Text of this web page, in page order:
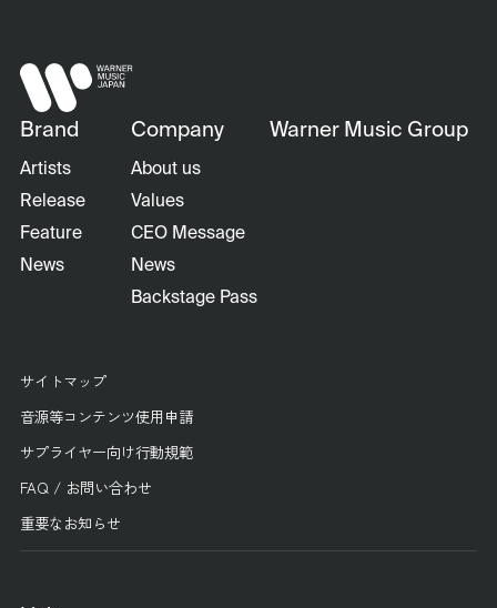
Brand
Artists
Release
Feature
News
Company
About us
Values
CEO Message
News
Backstage Pass
Warner Music Group
サイトマップ
音源等コンテンツ使用申請
サプライヤー向け行動規範
FAQ / お問い合わせ
重要なお知らせ